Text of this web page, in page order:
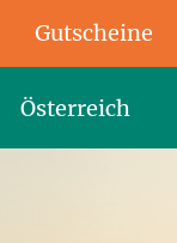
Gutscheine
Österreich